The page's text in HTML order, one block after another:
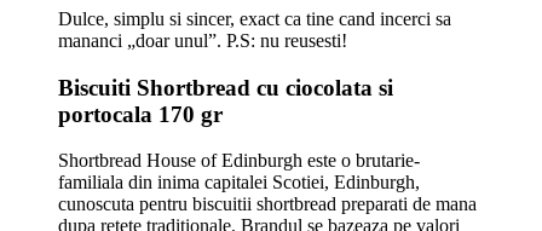
Dulce, simplu si sincer, exact ca tine cand incerci sa
mananci „doar unul”. P.S: nu reusesti!
Biscuiti Shortbread cu ciocolata si
portocala 170 gr
Shortbread House of Edinburgh este o brutarie-
familiala din inima capitalei Scotiei, Edinburgh,
cunoscuta pentru biscuitii shortbread preparati de mana
dupa retete traditionale. Brandul se bazeaza pe valori